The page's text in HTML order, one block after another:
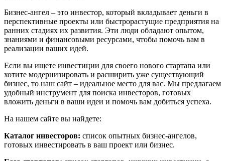
Бизнес-ангел – это инвестор, который вкладывает деньги в
перспективные проекты или быстрорастущие предприятия на
ранних стадиях их развития. Эти люди обладают опытом,
знаниями и финансовыми ресурсами, чтобы помочь вам в
реализации ваших идей.
Если вы ищете инвестиции для своего нового стартапа или
хотите модернизировать и расширить уже существующий
бизнес, то наш сайт – идеальное место для вас. Мы предлагаем
удобный инструмент для поиска инвесторов, готовых
вложить деньги в ваши идеи и помочь вам добиться успеха.
На нашем сайте вы найдете:
Каталог инвесторов: список опытных бизнес-ангелов,
готовых инвестировать в ваш проект или бизнес.